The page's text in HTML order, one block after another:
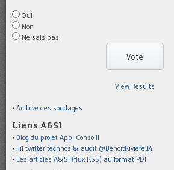
Oui
Non
Ne sais pas
View Results
Archive des sondages
Liens A&SI
Blog du projet AppliConso II
Fil twitter technos & audit @BenoitRiviere14
Les articles A&SI (flux RSS) au format PDF